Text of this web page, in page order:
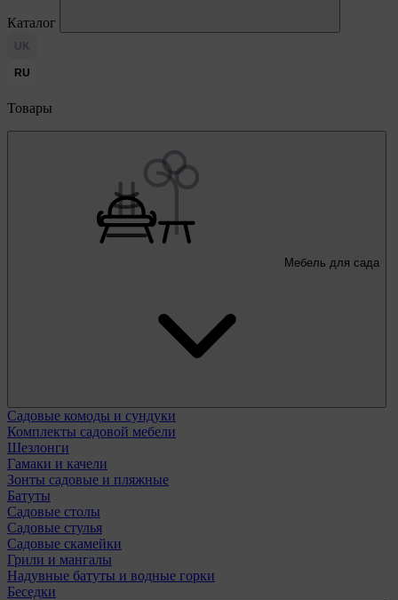
Каталог
UK
RU
Товары
Мебель для сада
Садовые комоды и сундуки
Комплекты садовой мебели
Шезлонги
Гамаки и качели
Зонты садовые и пляжные
Батуты
Садовые столы
Садовые стулья
Садовые скамейки
Грили и мангалы
Надувные батуты и водные горки
Беседки